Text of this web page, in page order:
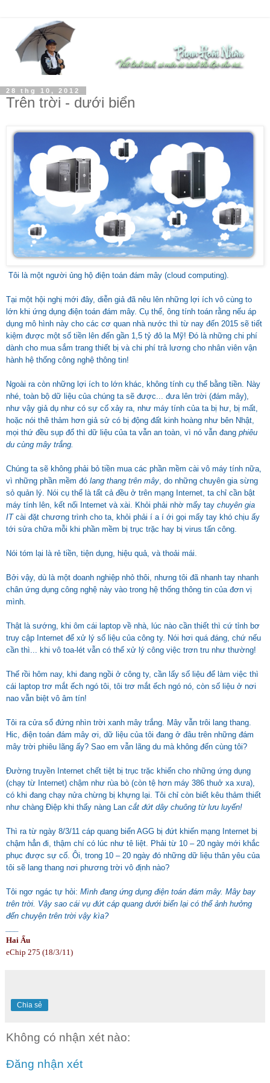
28 thg 10, 2012
Trên trời - dưới biển
Tôi là một người ủng hộ điện toán đám mây (cloud computing).
Tại một hội nghị mới đây, diễn giả đã nêu lên những lợi ích vô cùng to
lớn khi ứng dụng điện toán đám mây. Cụ thể, ông tính toán rằng nếu áp
dụng mô hình này cho các cơ quan nhà nước thì từ nay đến 2015 sẽ tiết
kiệm được một số tiền lên đến gần 1,5 tỷ đô la Mỹ! Đó là những chi phí
dành cho mua sắm trang thiết bị và chi phí trả lương cho nhân viên vận
hành hệ thống công nghệ thông tin!
Ngoài ra còn những lợi ích to lớn khác, không tính cụ thể bằng tiền. Này
nhé, toàn bộ dữ liệu của chúng ta sẽ được... đưa lên trời (đám mây),
như vậy giả dụ như có sự cố xảy ra, như máy tính của ta bị hư, bị mất,
hoặc nói thê thảm hơn giả sử có bị động đất kinh hoàng như bên Nhật,
mọi thứ đều sụp đổ thì dữ liệu của ta vẫn an toàn, vì nó vẫn đang phiêu
du cùng mây trắng.
Chúng ta sẽ không phải bỏ tiền mua các phần mềm cài vô máy tính nữa,
vì những phần mềm đó lang thang trên mây, do những chuyên gia sừng
sỏ quản lý. Nói cụ thể là tất cả đều ở trên mạng Internet, ta chỉ cần bật
máy tính lên, kết nối Internet và xài. Khỏi phải nhờ mấy tay chuyên gia
IT cài đặt chương trình cho ta, khỏi phải í a í ới gọi mấy tay khó chịu ấy
tới sửa chữa mỗi khi phần mềm bị trục trặc hay bị virus tấn công.
Nói tóm lại là rẻ tiền, tiện dụng, hiệu quả, và thoải mái.
Bởi vậy, dù là một doanh nghiệp nhỏ thôi, nhưng tôi đã nhanh tay nhanh
chân ứng dụng công nghệ này vào trong hệ thống thông tin của đơn vị
mình.
Thật là sướng, khi ôm cái laptop về nhà, lúc nào cần thiết thì cứ tỉnh bơ
truy cập Internet để xử lý số liệu của công ty. Nói hơi quá đáng, chứ nếu
cần thì... khi vô toa-lét vẫn có thể xử lý công việc trơn tru như thường!
Thế rồi hôm nay, khi đang ngồi ở công ty, cần lấy số liệu để làm việc thì
cái laptop trơ mắt ếch ngó tôi, tôi trơ mắt ếch ngó nó, còn số liệu ở nơi
nao vẫn biệt vô âm tín!
Tôi ra cửa sổ đứng nhìn trời xanh mây trắng. Mây vẫn trôi lang thang.
Hic, điện toán đám mây ơi, dữ liệu của tôi đang ở đâu trên những đám
mây trời phiêu lãng ấy? Sao em vẫn lãng du mà không đến cùng tôi?
Đường truyền Internet chết tiệt bị trục trặc khiến cho những ứng dụng
(chạy từ Internet) chậm như rùa bò (còn tệ hơn máy 386 thuở xa xưa),
có khi đang chạy nửa chừng bị khựng lại. Tôi chỉ còn biết kêu thảm thiết
như chàng Điệp khi thấy nàng Lan cắt đứt dây chuông từ lưu luyến!
Thì ra từ ngày 8/3/11 cáp quang biển AGG bị đứt khiến mạng Internet bị
chậm hẳn đi, thậm chí có lúc như tê liệt. Phải từ 10 – 20 ngày mới khắc
phục được sự cố. Ôi, trong 10 – 20 ngày đó những dữ liệu thân yêu của
tôi sẽ lang thang nơi phương trời vô định nào?
Tôi ngơ ngác tự hỏi: Mình đang ứng dụng điện toán đám mây. Mây bay
trên trời. Vậy sao cái vụ đứt cáp quang dưới biển lại có thể ảnh hưởng
đến chuyện trên trời vậy kìa?
Hai Ẩu
eChip 275 (18/3/11)
Chia sẻ
Không có nhận xét nào:
Đăng nhận xét